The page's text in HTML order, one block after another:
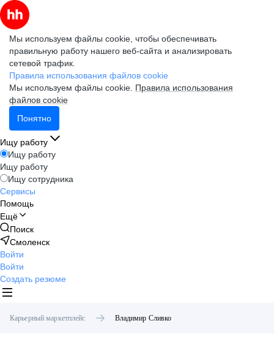
Мы используем файлы cookie, чтобы обеспечивать
правильную работу нашего веб-сайта и анализировать
сетевой трафик.
Правила использования файлов cookie
Мы используем файлы cookie. Правила использования
файлов cookie
Понятно
Ищу работу
Ищу работу
Ищу работу
Ищу сотрудника
Сервисы
Помощь
Ещё
Поиск
Смоленск
Войти
Войти
Создать резюме
Карьерный маркетплейс Владимир Сливко